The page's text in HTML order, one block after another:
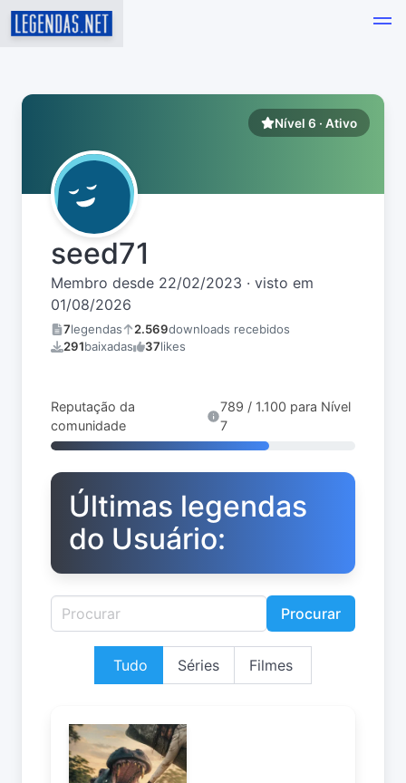
Nível 6 · Ativo
seed71
Membro desde 22/02/2023 · visto em
01/08/2026
7legendas 2.569downloads recebidos
291baixadas 37likes
Reputação da
comunidade
789 / 1.100 para Nível
7
Últimas legendas
do Usuário:
Procurar
Tudo Séries Filmes